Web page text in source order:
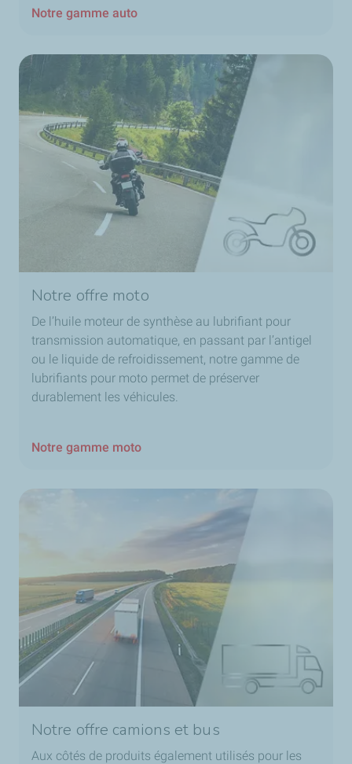
Notre gamme auto
Notre offre moto
De l’huile moteur de synthèse au lubrifiant pour
transmission automatique, en passant par l’antigel
ou le liquide de refroidissement, notre gamme de
lubrifiants pour moto permet de préserver
durablement les véhicules.
Notre gamme moto
Notre offre camions et bus
Aux côtés de produits également utilisés pour les